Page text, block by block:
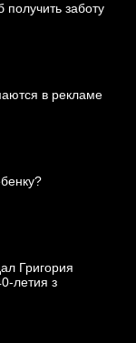
получить заботу
в рекламе
Григория
летия з